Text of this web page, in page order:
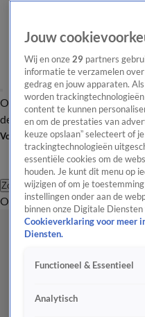
OverzichtAfleveringen
de redactieNieuwsbrief
Volg Shownieuws
Zoeken
OverzichtEntertainment
Jouw
Wij en onze 29 partners
informatie te verzamelen
gedrag en jouw apparaten.
worden
content te kunnen
en om de prestaties van
keuze opslaan” selecteert of
trackingtechnologieën
essentiële cookies om de
houden. Je kunt dit menu op
wijzigen of om je
instellingen onder aan de
binnen onze Digitale
Cookieverklaring voor meer
Diensten.
Functioneel & Essentieel
Analytisch